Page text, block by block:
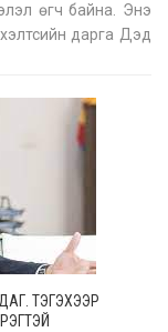
өгч байна. Энэ
дарга Дэд
ТЭГЭХЭЭР